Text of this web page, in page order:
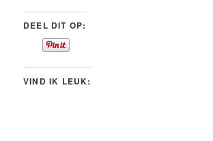
DEEL DIT OP:
VIND IK LEUK: